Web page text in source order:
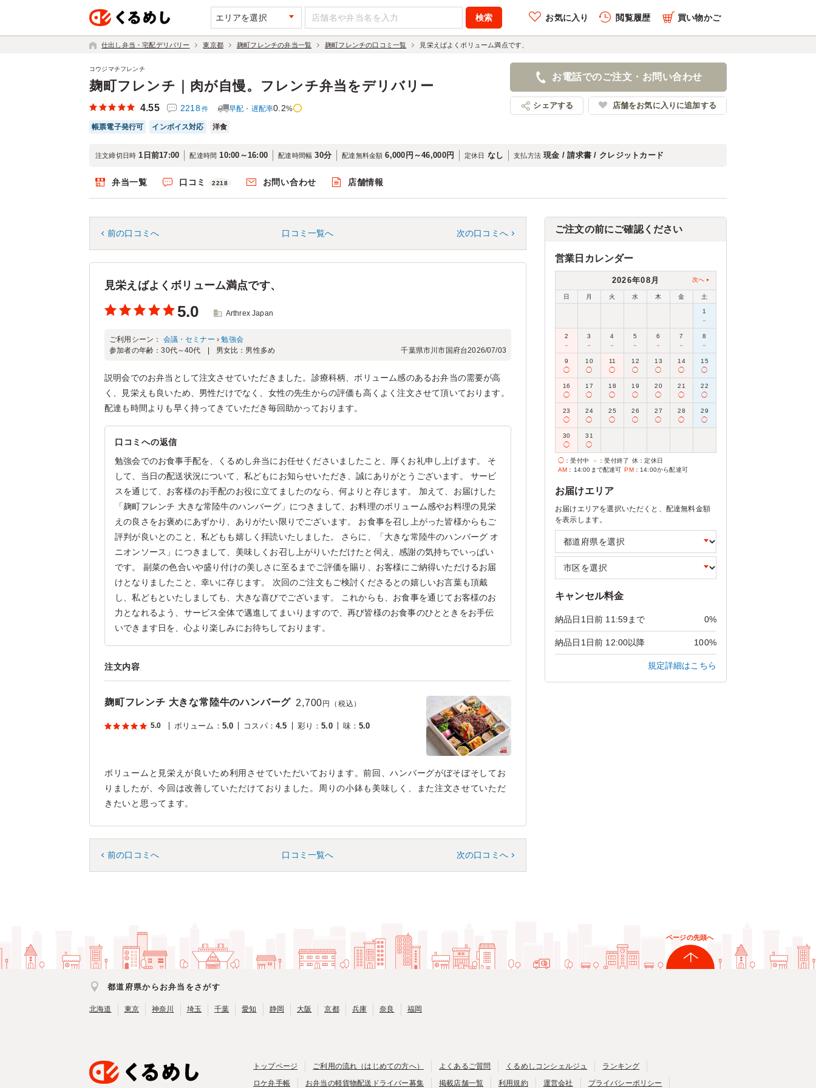
エリアを選択 お気に入り 閲覧履歴 買い物かご
仕出し弁当・宅配デリバリー 東京都 麹町フレンチの弁当一覧 麹町フレンチの口コミ一覧 見栄えばよくボリューム満点です、
麹町フレンチ｜肉が自慢。フレンチ弁当をデリバリー
コウジマチフレンチ
4.55 2218件 早配・遅配率0.2%
帳票電子発行可 インボイス対応 洋食
お電話でのご注文・お問い合わせ
シェアする 店舗をお気に入りに追加する
注文締切日時 1日前17:00 配達時間 10:00～16:00 配達時間幅 30分 配達無料金額 6,000円～46,000円 定休日 なし 支払方法 現金 / 請求書 / クレジットカード
弁当一覧 口コミ 2218 お問い合わせ 店舗情報
前の口コミへ 口コミ一覧へ 次の口コミへ
見栄えばよくボリューム満点です、
5.0 Arthrex Japan
ご利用シーン： 会議・セミナー ›勉強会
参加者の年齢：30代～40代 男女比： 男性多め 千葉県市川市国府台2026/07/03
説明会でのお弁当として注文させていただきました。診療科柄、ボリューム感のあるお弁当の需要が高
く、見栄えも良いため、男性だけでなく、女性の先生からの評価も高くよく注文させて頂いております。
配達も時間よりも早く持ってきていただき毎回助かっております。
口コミへの返信
勉強会でのお食事手配を、くるめし弁当にお任せくださいましたこと、厚くお礼申し上げます。 そ
して、当日の配送状況について、私どもにお知らせいただき、誠にありがとうございます。 サービ
スを通じて、お客様のお手配のお役に立てましたのなら、何よりと存じます。 加えて、お届けした
「麹町フレンチ 大きな常陸牛のハンバーグ」につきまして、お料理のボリューム感やお料理の見栄
えの良さをお褒めにあずかり、ありがたい限りでございます。 お食事を召し上がった皆様からもご
評判が良いとのこと、私どもも嬉しく拝読いたしました。 さらに、「大きな常陸牛のハンバーグ オ
ニオンソース」につきまして、美味しくお召し上がりいただけたと伺え、感謝の気持ちでいっぱい
です。 副菜の色合いや盛り付けの美しさに至るまでご評価を賜り、お客様にご納得いただけるお届
けとなりましたこと、幸いに存じます。 次回のご注文もご検討くださるとの嬉しいお言葉も頂戴
し、私どもといたしましても、大きな喜びでございます。 これからも、お食事を通じてお客様のお
力となれるよう、サービス全体で邁進してまいりますので、再び皆様のお食事のひとときをお手伝
いできます日を、心より楽しみにお待ちしております。
注文内容
麹町フレンチ 大きな常陸牛のハンバーグ 2,700 円（税込）
5.0 ボリューム ： 5.0 コスパ： 4.5 彩り ：5.0 味：5.0
ボリュームと見栄えが良いため利用させていただいております。前回、ハンバーグがぼそぼそしてお
りましたが、今回は改善していただけておりました。周りの小鉢も美味しく、また注文させていただ
きたいと思ってます。
前の口コミへ 口コミ一覧へ 次の口コミへ
ご注文の前にご確認ください
営業日カレンダー
2026年08月 次へ
日 月 火 水 木 金 土
1
－
2
－
3
－
4
－
5
－
6
－
7
－
8
－
9
◯
10
◯
11
◯
12
◯
13
◯
14
◯
15
◯
16
◯
17
◯
18
◯
19
◯
20
◯
21
◯
22
◯
23
◯
24
◯
25
◯
26
◯
27
◯
28
◯
29
◯
30
◯
31
◯
◯ ：受付中 － ：受付終了 休 ：定休日
AM ：14:00まで配達可 PM：14:00から配達可
お届けエリア
お届けエリアを選択いただくと、配達無料金額
を表示します。
キャンセル料金
納品日1日前 11:59まで 0%
納品日1日前 12:00以降 100%
規定詳細はこちら
ページの先頭へ
都道府県からお弁当をさがす
北海道 東京 神奈川 埼玉 千葉 愛知 静岡 大阪 京都 兵庫 奈良 福岡
トップページ ご利用の流れ（はじめての方へ） よくあるご質問 くるめしコンシェルジュ
ランキング
ロケ弁手帳
お弁当の軽貨物配送ドライバー募集 掲載店舗一覧 利用規約 運営会社 プライバシーポリシー